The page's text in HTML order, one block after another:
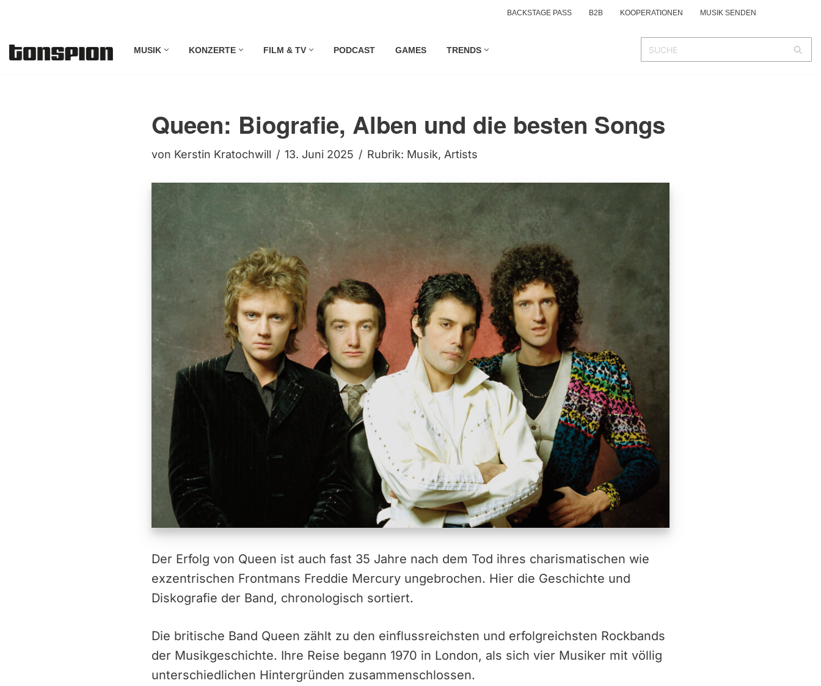
Inhalt
BACKSTAGE PASS B2B KOOPERATIONEN MUSIK SENDEN
MUSIK KONZERTE FILM & TV PODCAST GAMES TRENDS
Queen: Biografie, Alben und die besten Songs
von Kerstin Kratochwill 13. Juni 2025 Rubrik: Musik, Artists
Der Erfolg von Queen ist auch fast 35 Jahre nach dem Tod ihres charismatischen wie
exzentrischen Frontmans Freddie Mercury ungebrochen. Hier die Geschichte und
Diskografie der Band, chronologisch sortiert.
Die britische Band Queen zählt zu den einflussreichsten und erfolgreichsten Rockbands
der Musikgeschichte. Ihre Reise begann 1970 in London, als sich vier Musiker mit völlig
unterschiedlichen Hintergründen zusammenschlossen.